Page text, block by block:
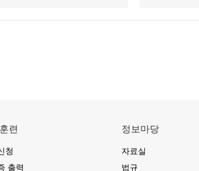
련
청
출력
정보마당
자료실
법규